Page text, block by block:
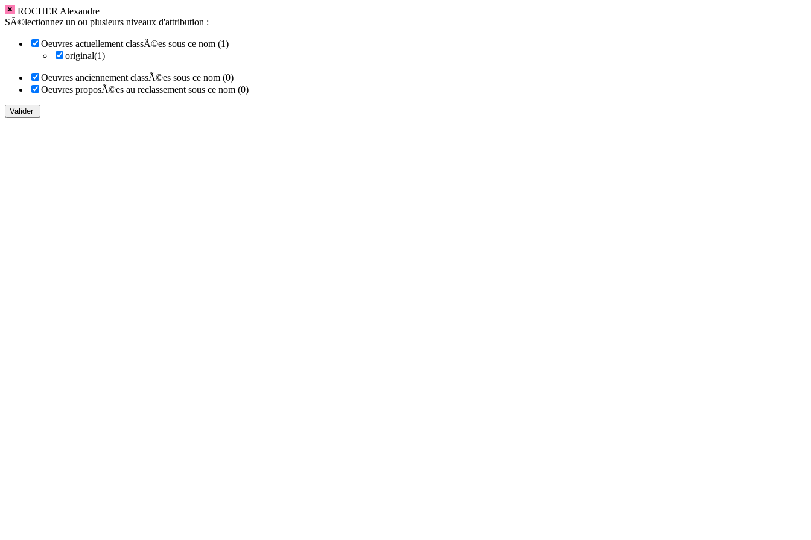
ROCHER Alexandre
SÃ©lectionnez un ou plusieurs niveaux d'attribution :
Oeuvres actuellement classÃ©es sous ce nom (1)
original(1)
Oeuvres anciennement classÃ©es sous ce nom (0)
Oeuvres proposÃ©es au reclassement sous ce nom (0)
Valider